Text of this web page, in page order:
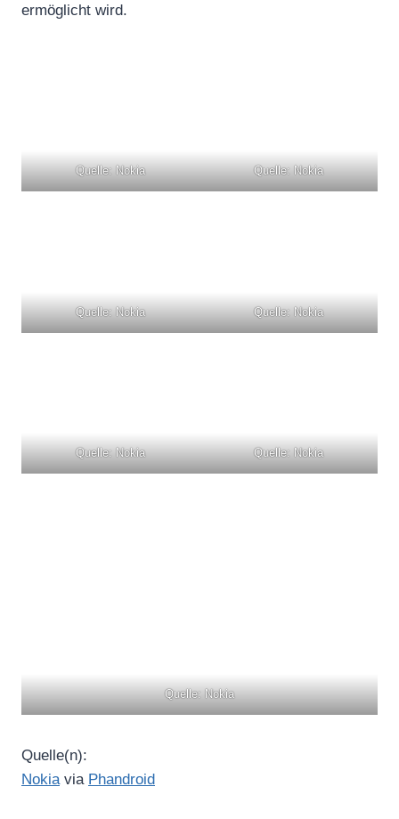
ermöglicht wird.
Quelle: Nokia Quelle: Nokia
Quelle: Nokia Quelle: Nokia
Quelle: Nokia Quelle: Nokia
Quelle: Nokia
Quelle(n):
Nokia via Phandroid